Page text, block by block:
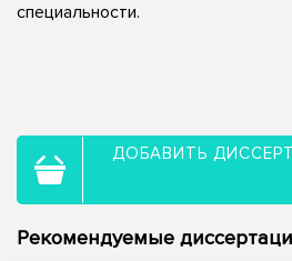
специальности.
ДОБАВИТЬ
Рекомендуемые